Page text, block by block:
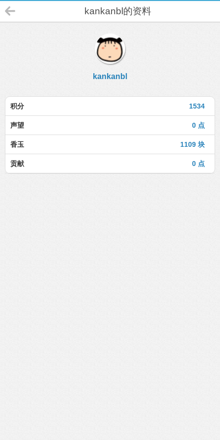
kankanbl的资料
kankanbl
1534
积分
0 点
声望
1109 块
香玉
0 点
贡献